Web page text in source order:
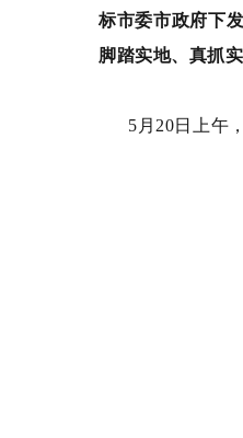
标市委市政府下
脚踏实地、真抓
5月20日上午，